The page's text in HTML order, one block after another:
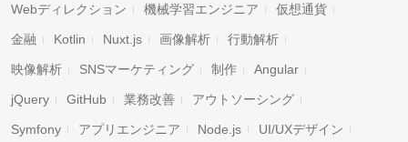
Webディレクション 機械学習エンジニア 仮想通貨
金融 Kotlin Nuxt.js 画像解析 行動解析
映像解析 SNSマーケティング 制作 Angular
jQuery GitHub 業務改善 アウトソーシング
Symfony アプリエンジニア Node.js UI/UXデザイン